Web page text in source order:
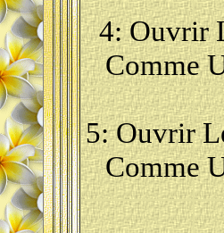
4: Ouvrir
Comme
5: Ouvrir
Comme